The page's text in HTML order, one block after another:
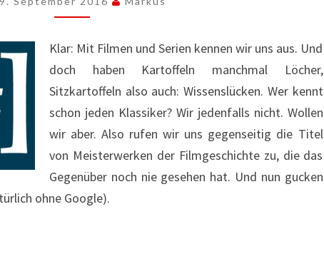
ARTIST
Klar: Mit Filmen und Serien kennen wir uns aus. Und
doch haben Kartoffeln manchmal Löcher,
Sitzkartoffeln also auch: Wissenslücken. Wer kennt
schon jeden Klassiker? Wir jedenfalls nicht. Wollen
wir aber. Also rufen wir uns gegenseitig die Titel
von Meisterwerken der Filmgeschichte zu, die das
Gegenüber noch nie gesehen hat. Und nun gucken
ohne Google).